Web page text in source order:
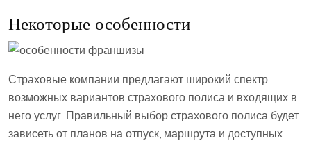
Некоторые особенности
Страховые компании предлагают широкий спектр
возможных вариантов страхового полиса и входящих в
него услуг. Правильный выбор страхового полиса будет
зависеть от планов на отпуск, маршрута и доступных